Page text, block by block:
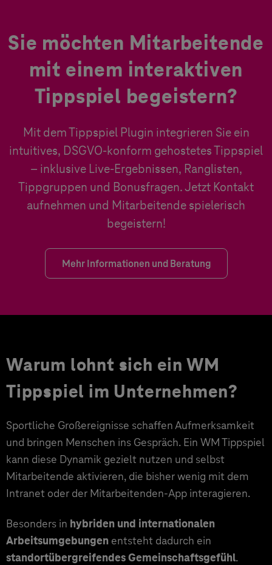
Sie möchten Mitarbeitende
mit einem interaktiven
Tippspiel begeistern?
Mit dem Tippspiel Plugin integrieren Sie ein
intuitives, DSGVO-konform gehostetes Tippspiel
– inklusive Live-Ergebnissen, Ranglisten,
Tippgruppen und Bonusfragen. Jetzt Kontakt
aufnehmen und Mitarbeitende spielerisch
begeistern!
Mehr Informationen und Beratung
Warum lohnt sich ein WM
Tippspiel im Unternehmen?
Sportliche Großereignisse schaffen Aufmerksamkeit
und bringen Menschen ins Gespräch. Ein WM Tippspiel
kann diese Dynamik gezielt nutzen und selbst
Mitarbeitende aktivieren, die bisher wenig mit dem
Intranet oder der Mitarbeitenden-App interagieren.
Besonders in hybriden und internationalen
Arbeitsumgebungen entsteht dadurch ein
standortübergreifendes Gemeinschaftsgefühl.